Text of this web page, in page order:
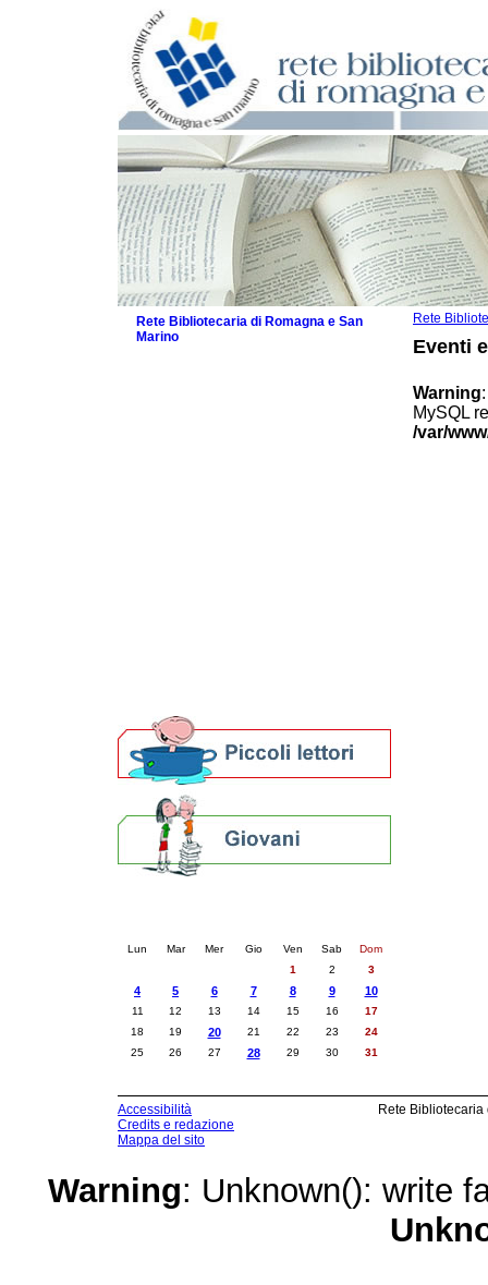
Rete
Eventi
Warning
MySQL
/var/
Rete Bibliotecaria di Romagna e San
Marino
Lun Mar Mer Gio Ven Sab
Dom
1
2 3
4 5 6 7 8 9 10
11 12 13 14 15 16
17
18
19 20 21 22 23
24
25
26 27 28 29 30 31
Accessibilità
Credits e redazione
Mappa del sito
Rete
Warning: Unknown(): write